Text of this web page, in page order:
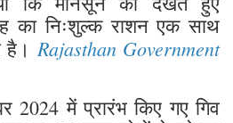
का निःशुल्क राशन एक साथ
है। Rajasthan Government
2024 में प्रारंभ किए गए गिव